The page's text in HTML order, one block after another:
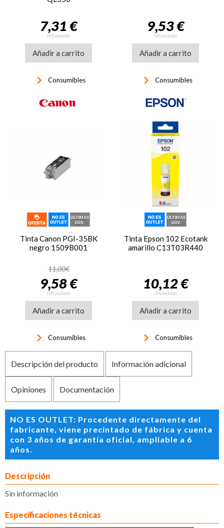
7,31 €
IVA incluido
Añadir a carrito
keyboard_arrow_right Consumibles
9,53 €
IVA incluido
Añadir a carrito
keyboard_arrow_right Consumibles
Tinta Canon PGI-35BK
negro 1509B001
11,00€
9,58 €
IVA incluido
Añadir a carrito
keyboard_arrow_right Consumibles
Tinta Epson 102 Ecotank
amarillo C13T03R440
10,12 €
IVA incluido
Añadir a carrito
keyboard_arrow_right Consumibles
Descripción del producto Información adicional
Opiniones Documentación
NO ES OUTLET: Procedente directamente del
fabricante, viene precintado de fábrica y cuenta
con 3 años de garantía oficial, ampliable a 6
años.
Descripción
Sin información
Especificaciones técnicas